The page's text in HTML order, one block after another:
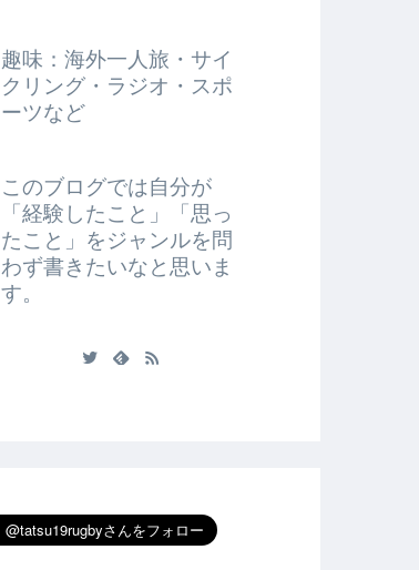
趣味：海外一人旅・サイ
クリング・ラジオ・スポ
ーツなど
このブログでは自分が
「経験したこと」「思っ
たこと」をジャンルを問
わず書きたいなと思いま
す。